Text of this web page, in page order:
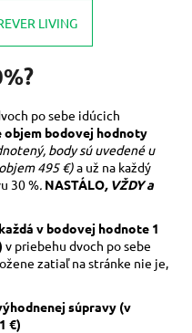
LIVING
po sebe idúcich
objem bodovej hodnoty
body sú uvedené u
495 €)a už na každý
30 %. NASTÁLO, VŽDY a
v bodovej hodnote 1
v priebehu dvoch po sebe
zatiaľ na stránke nie je,
súpravy (v
€)